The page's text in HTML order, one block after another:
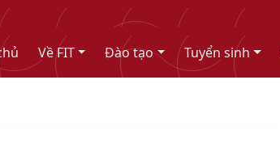
Về FIT Đào tạo Tuyển sinh